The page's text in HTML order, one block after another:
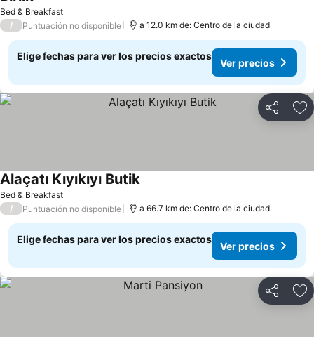
Bed & Breakfast
/ Puntuación no disponible a 12.0 km de: Centro de la ciudad
Elige fechas para ver los precios exactos
Ver precios
Compartir
Bed & Breakfast
Alaçatı Kıyıkıyı Butik
/ Puntuación no disponible a 66.7 km de: Centro de la ciudad
Elige fechas para ver los precios exactos
Ver precios
Compartir